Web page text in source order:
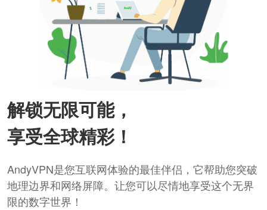
解锁无限可能，
享受全球精彩！
AndyVPN是您互联网体验的最佳伴侣，它帮助您突破
地理边界和网络屏障。让您可以尽情地享受这个无界
限的数字世界！